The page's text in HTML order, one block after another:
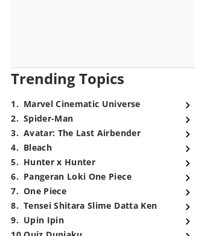
Trending Topics
1. Marvel Cinematic Universe
2. Spider-Man
3. Avatar: The Last Airbender
4. Bleach
5. Hunter x Hunter
6. Pangeran Loki One Piece
7. One Piece
8. Tensei Shitara Slime Datta Ken
9. Upin Ipin